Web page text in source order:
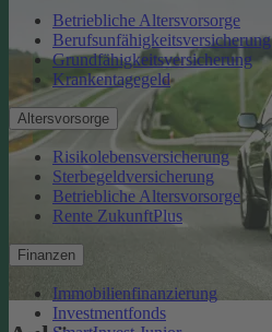
Betriebliche Altersvorsorge
Berufsunfähigkeitsversicherung
Grundfähigkeitsversicherung
Krankentagegeld
Altersvorsorge
Risikolebensversicherung
Sterbegeldversicherung
Betriebliche Altersvorsorge
Rente ZukunftPlus
Finanzen
Immobilienfinanzierung
Investmentfonds